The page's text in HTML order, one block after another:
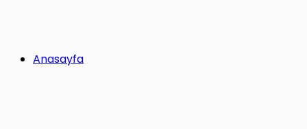
Anasayfa